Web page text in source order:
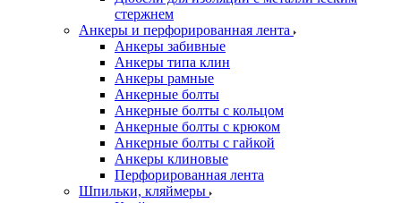
стержнем
Анкеры и перфорированная лента
Анкеры забивные
Анкеры типа клин
Анкеры рамные
Анкерные болты
Анкерные болты с кольцом
Анкерные болты с крюком
Анкерные болты с гайкой
Анкеры клиновые
Перфорированная лента
Шпильки, кляймеры